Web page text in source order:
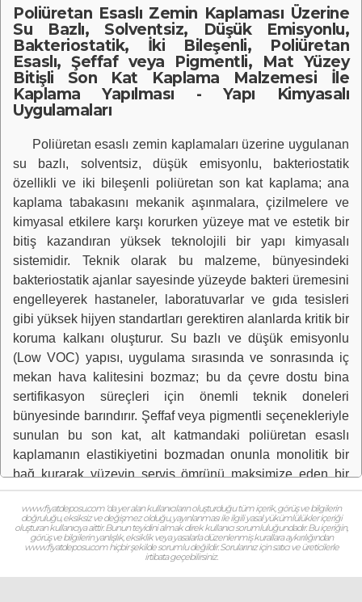
malzemesi ile
kaplama yapılması
(Malzeme Dahil)
malzemesi ile
kaplama yapılması
(Malzeme Hariç)
(İşçilik)
Poliüretan Esaslı Zemin Kaplaması Üzerine
Su Bazlı, Solventsiz, Düşük Emisyonlu,
Bakteriostatik, İki Bileşenli, Poliüretan
Esaslı, Şeffaf veya Pigmentli, Mat Yüzey
Bitişli Son Kat Kaplama Malzemesi İle
Kaplama Yapılması - Yapı Kimyasalı
Uygulamaları
Poliüretan esaslı zemin kaplamaları üzerine uygulanan
su bazlı, solventsiz, düşük emisyonlu, bakteriostatik
özellikli ve iki bileşenli poliüretan son kat kaplama; ana
kaplama tabakasını mekanik aşınmalara, çizilmelere ve
kimyasal etkilere karşı korurken yüzeye mat ve estetik bir
bitiş kazandıran yüksek teknolojili bir yapı kimyasalı
sistemidir. Teknik olarak bu malzeme, bünyesindeki
bakteriostatik ajanlar sayesinde yüzeyde bakteri üremesini
engelleyerek hastaneler, laboratuvarlar ve gıda tesisleri
gibi yüksek hijyen standartları gerektiren alanlarda kritik bir
koruma kalkanı oluşturur. Su bazlı ve düşük emisyonlu
(Low VOC) yapısı, uygulama sırasında ve sonrasında iç
mekan hava kalitesini bozmaz; bu da çevre dostu bina
sertifikasyon süreçleri için önemli teknik doneleri
bünyesinde barındırır. Şeffaf veya pigmentli seçenekleriyle
sunulan bu son kat, alt katmandaki poliüretan esaslı
kaplamanın elastikiyetini bozmadan onunla monolitik bir
bağ kurarak yüzeyin servis ömrünü maksimize eden bir
mühendislik standardı olarak tanımlanır.
Uygulama süreci, ana poliüretan kaplama tabakasının
kürlenmesini tamamlamasının ardından, yüzeyin her türlü
toz, nem ve kirlilikten arındırılmasıyla başlar; bu temizlik
www.fiyatdeposu.com ‘da yer alan kullanıcıların oluşturduğu tüm içerik, görüş ve bilgilerin
doğruluğu, eksiksiz ve değişmez olduğu, yayınlanması ile ilgili yasal yükümlülükler içeriği
oluşturan kullanıcıya aittir. Bunun teyidini almak direk kullanıcı sorumluluğundadır. Bu içeriğin,
görüş ve bilgilerin yanlışlık, eksiklik veya yasalarla düzenlenmiş kurallara aykırılığından
www.fiyatdeposu.com hiçbir şekilde sorumlu değildir. Sorularınız için satıcı ve üreticilerle
irtibata geçebilirsiniz.